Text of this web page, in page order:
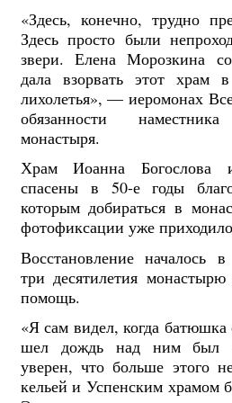
«Здесь, конечно, трудно
Здесь просто были
звери. Елена Морозкина
дала взорвать этот храм
лихолетья», — иеромонах
обязанности
монастыря.
Храм Иоанна Богослова
спасены в 50-е годы
которым добираться в
фотофиксации уже
Восстановление началось
три десятилетия монастырю
помощь.
«Я сам видел, когда батюшка
шел дождь над ним был
уверен, что больше этого
кельей и Успенским храмом